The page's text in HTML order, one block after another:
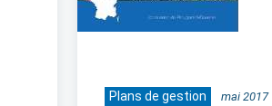
Plans de gestion mai 2017